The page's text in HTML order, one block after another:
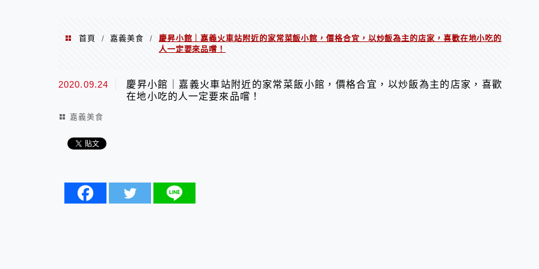
首頁 / 嘉義美食 /
慶昇小館｜嘉義火車站附近的家常菜飯小館，價格合宜，以炒飯為主的店家，喜歡在地小吃的
人一定要來品嚐！
2020.09.24
慶昇小館｜嘉義火車站附近的家常菜飯小館，價格合宜，以炒飯為主的店家，喜歡
在地小吃的人一定要來品嚐！
嘉義美食